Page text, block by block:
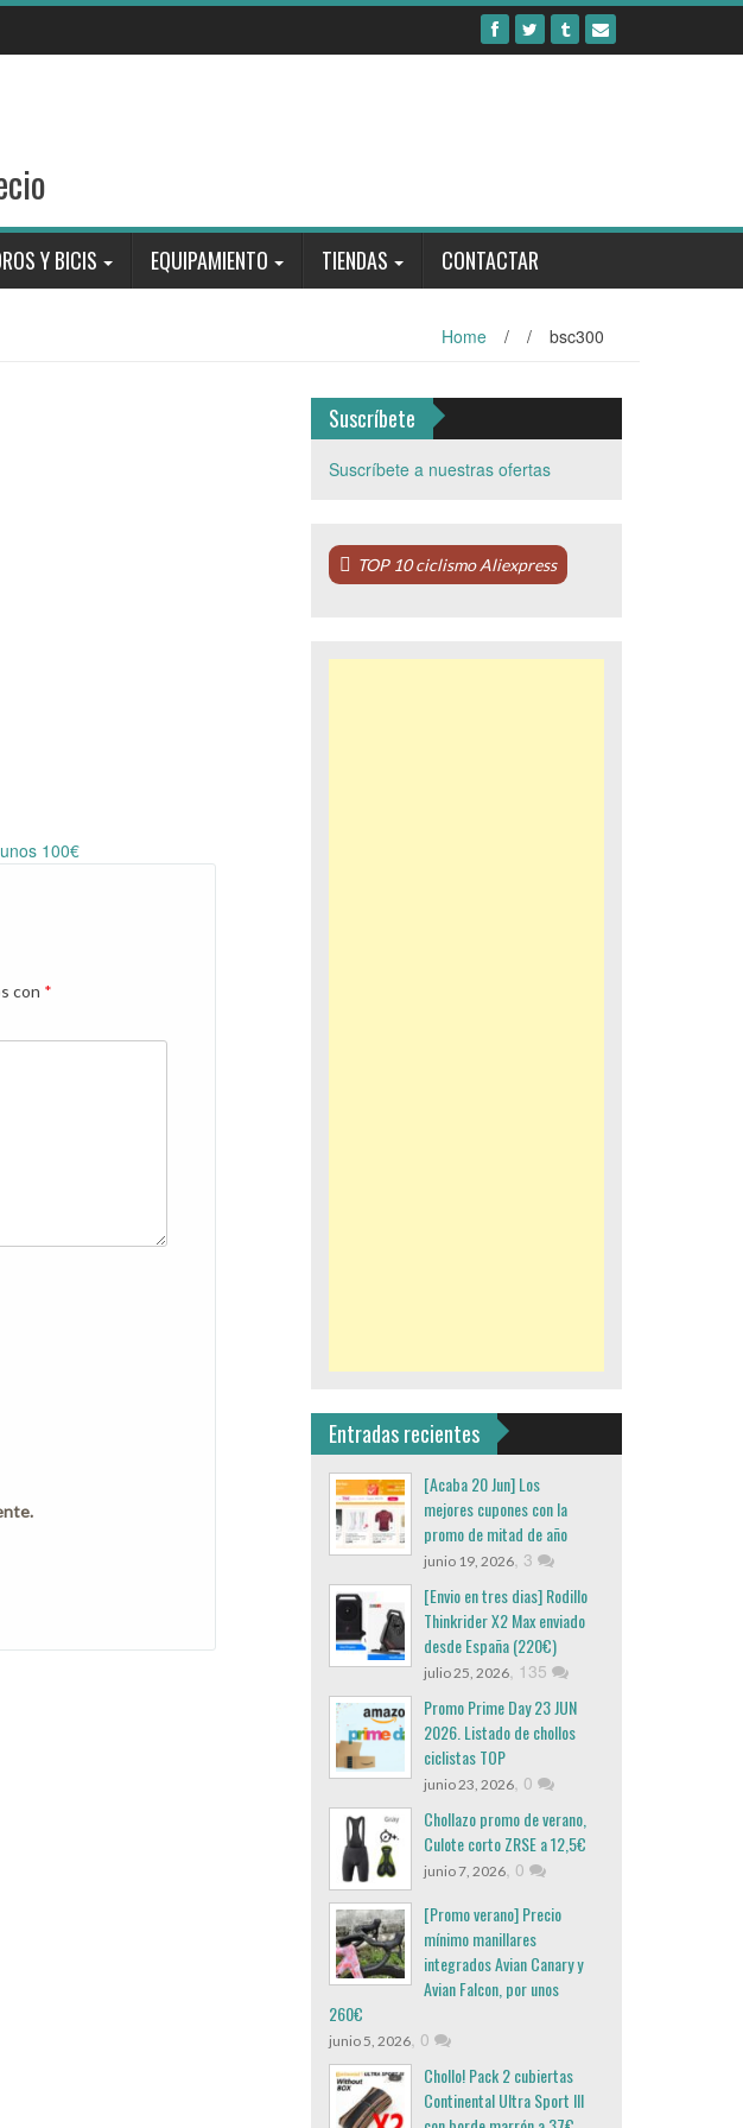
Y BICIS EQUIPAMIENTO TIENDAS CONTACTAR
Home / / bsc300
100€
con *
Suscríbete
Suscríbete a nuestras ofertas
TOP 10 ciclismo Aliexpress
Entradas recientes
[Acaba 20 Jun] Los
mejores cupones con la
promo de mitad de año
junio 19, 2026, 3
[Envio en tres dias] Rodillo
Thinkrider X2 Max enviado
desde España (220€)
julio 25, 2026, 135
Promo Prime Day 23 JUN
2026. Listado de chollos
ciclistas TOP
junio 23, 2026, 0
Chollazo promo de verano,
Culote corto ZRSE a 12,5€
junio 7, 2026, 0
[Promo verano] Precio
mínimo manillares
integrados Avian Canary y
Avian Falcon, por unos
260€
junio 5, 2026, 0
Chollo! Pack 2 cubiertas
Continental Ultra Sport III